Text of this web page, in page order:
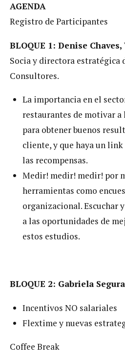
AGENDA
Registro de Participantes
BLOQUE 1: Denise
Socia y directora estratégica
Consultores.
La importancia en el
restaurantes de motivar a
para obtener buenos
cliente, y que haya un
las recompensas.
Medir! medir! medir! por
herramientas como
organizacional. Escuchar
a las oportunidades de
estos estudios.
BLOQUE 2: Gabriela
Incentivos NO salariales
Flextime y nuevas
Coffee Break